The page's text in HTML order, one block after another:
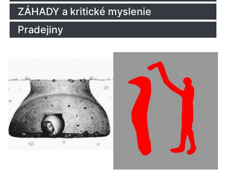
ZÁHADY a kritické myslenie
Pradejiny